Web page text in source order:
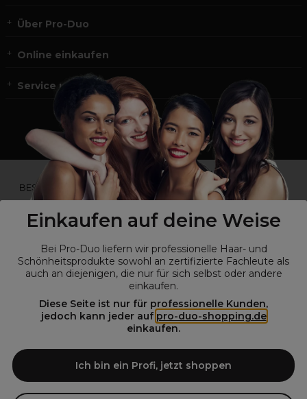
Einkaufen auf deine Weise
Bei Pro-Duo liefern wir professionelle Haar- und
Schönheitsprodukte sowohl an zertifizierte Fachleute als
auch an diejenigen, die nur für sich selbst oder andere
einkaufen.
Diese Seite ist nur für professionelle Kunden,
jedoch kann jeder auf pro-duo-shopping.de
einkaufen.
Ich bin ein Profi, jetzt shoppen
Über Pro-Duo
Online einkaufen
Service und Kontakt
*Du bist kein Profikunde?
BESUCHE
UNSERE WEBSEITE FÜR ENDVERBRAUCHER.*
Pro-Duo ist Ihr zuverlässiger Partner für hochwertige Produkte im
Friseur- und Kosmetikbereich. Unsere sorgfältig ausgewählten,